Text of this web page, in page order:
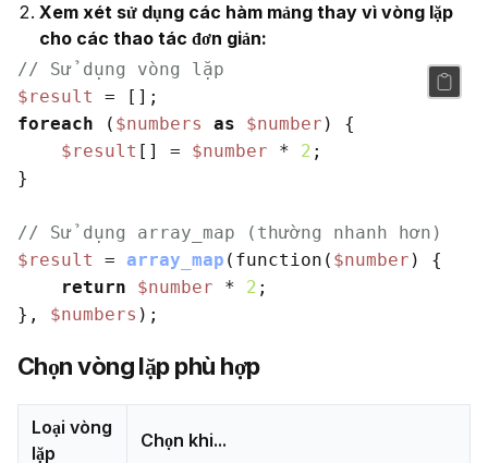
Xem xét sử dụng các hàm mảng thay vì vòng lặp
cho các thao tác đơn giản:
// Sử dụng vòng lặp
$result
foreach ( $numbers as $number ) {
$result [] = $number * 2 ;
}
// Sử dụng array_map (thường nhanh hơn)
$result
= array_map (function( $number ) {
return
$number * 2 ;
}, $numbers
Chọn vòng lặp phù hợp
Loại vòng
lặp
Chọn khi...